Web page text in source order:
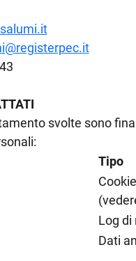
svolte sono
Tipo
Log di
Dati